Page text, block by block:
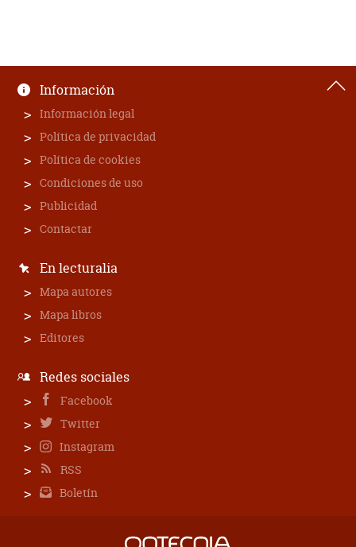
Información
Información legal
Política de privacidad
Política de cookies
Condiciones de uso
Publicidad
Contactar
En lecturalia
Mapa autores
Mapa libros
Editores
Redes sociales
Facebook
Twitter
Instagram
RSS
Boletín